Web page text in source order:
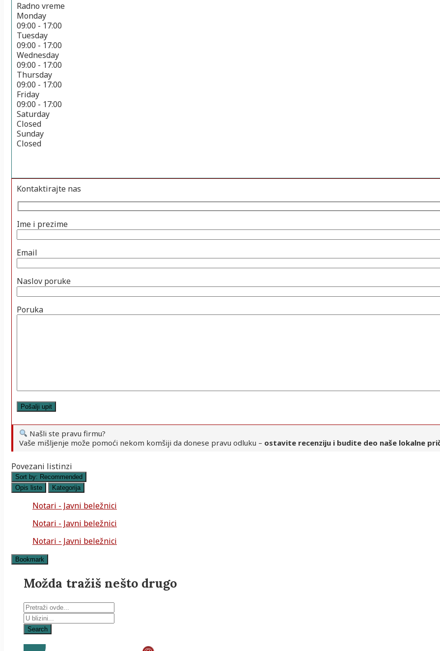
Radno vreme
Monday
09:00 - 17:00
Tuesday
09:00 - 17:00
Wednesday
09:00 - 17:00
Thursday
09:00 - 17:00
Friday
09:00 - 17:00
Saturday
Closed
Sunday
Closed
Kontaktirajte nas
Ime i prezime
Email
Naslov poruke
Poruka
Našli ste pravu firmu?
Vaše mišljenje može pomoći nekom komšiji da donese pravu odluku – ostavite recenziju i budite deo naše lokalne
Povezani listinzi
Sort by: Recommended
Opis liste
Kategorija
Notari - Javni beležnici
Notari - Javni beležnici
Notari - Javni beležnici
Bookmark
Možda tražiš nešto drugo
Search